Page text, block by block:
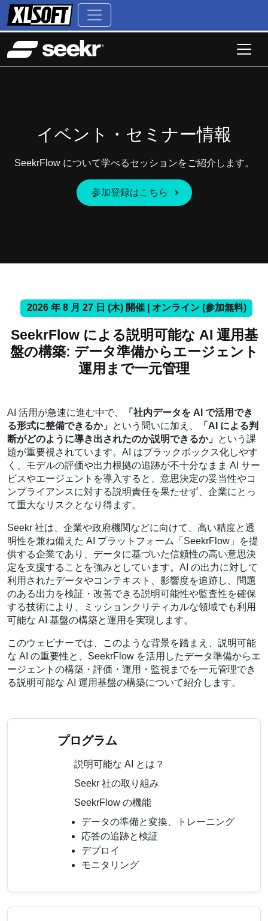
イベント・セミナー情報
SeekrFlow について学べるセッションをご紹介します。
参加登録はこちら
2026 年 8 月 27 日 (木) 開催 | オンライン (参加無料)
SeekrFlow による説明可能な AI 運用基
盤の構築: データ準備からエージェント
運用まで一元管理
AI 活用が急速に進む中で、
「社内データを AI で活用でき
る形式に整備できるか」 という問いに加え、
「AI による判
断がどのように導き出されたのか説明できるか」 という課
題が重要視されています。AI はブラックボックス化しやす
く、モデルの評価や出力根拠の追跡が不十分なまま AI サー
ビスやエージェントを導入すると、意思決定の妥当性やコ
ンプライアンスに対する説明責任を果たせず、企業にとっ
て重大なリスクとなり得ます。
Seekr 社は、企業や政府機関などに向けて、高い精度と透
明性を兼ね備えた AI プラットフォーム「SeekrFlow」を提
供する企業であり、データに基づいた信頼性の高い意思決
定を支援することを強みとしています。AI の出力に対して
利用されたデータやコンテキスト、影響度を追跡し、問題
のある出力を検証・改善できる説明可能性や監査性を確保
する技術により、ミッションクリティカルな領域でも利用
可能な AI 基盤の構築と運用を実現します。
このウェビナーでは、このような背景を踏まえ、説明可能
な AI の重要性と、SeekrFlow を活用したデータ準備からエ
ージェントの構築・評価・運用・監視までを一元管理でき
る説明可能な AI 運用基盤の構築について紹介します。
プログラム
説明可能な AI とは？
Seekr 社の取り組み
SeekrFlow の機能
データの準備と変換、トレーニング
応答の追跡と検証
デプロイ
モニタリング